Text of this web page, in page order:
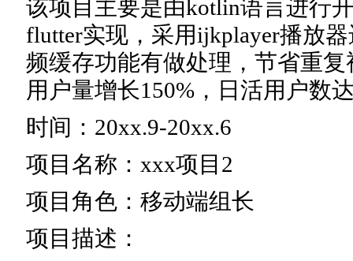
该项目主要是由kotlin语言进行
flutter实现，采用ijkplayer播放
频缓存功能有做处理，节省重
用户量增长150%，日活用户数
时间：20xx.9-20xx.6
项目名称：xxx项目2
项目角色：移动端组长
项目描述：